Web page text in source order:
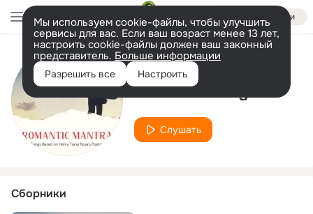
Войти
Мы используем cookie-файлы, чтобы улучшить
сервисы для вас. Если ваш возраст менее 13 лет,
настроить cookie-файлы должен ваш законный
представитель. Больше информации
Разрешить все Настроить
Исполнитель
Lea Sembiring
Слушать
Сборники